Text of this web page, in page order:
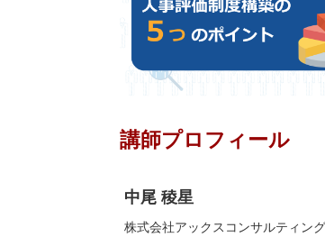
講師プロフィール
中尾 稜星
株式会社アックスコンサルティング